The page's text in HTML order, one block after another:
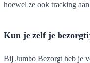
hoewel ze ook tracking
Kun je zelf je
Bij Jumbo Bezorgt heb je